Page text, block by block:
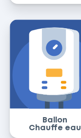
Ballon
Chauffe eau